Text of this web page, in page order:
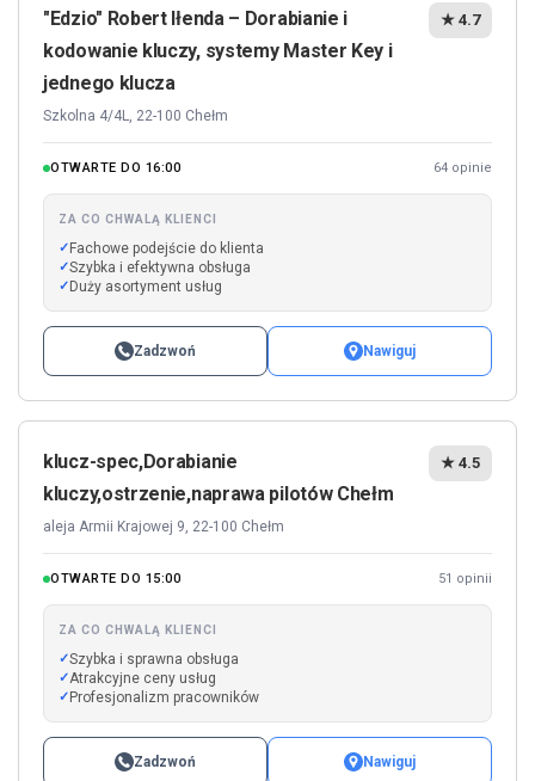
"Edzio" Robert Iłenda – Dorabianie i
kodowanie kluczy, systemy Master Key i
jednego klucza
Szkolna 4/4L, 22-100 Chełm
★ 4.7
OTWARTE DO 16:00 64 opinie
ZA CO CHWALĄ KLIENCI
Fachowe podejście do klienta
Szybka i efektywna obsługa
Duży asortyment usług
Zadzwoń Nawiguj
klucz-spec,Dorabianie
kluczy,ostrzenie,naprawa pilotów Chełm
aleja Armii Krajowej 9, 22-100 Chełm
★ 4.5
OTWARTE DO 15:00 51 opinii
ZA CO CHWALĄ KLIENCI
Szybka i sprawna obsługa
Atrakcyjne ceny usług
Profesjonalizm pracowników
Zadzwoń Nawiguj